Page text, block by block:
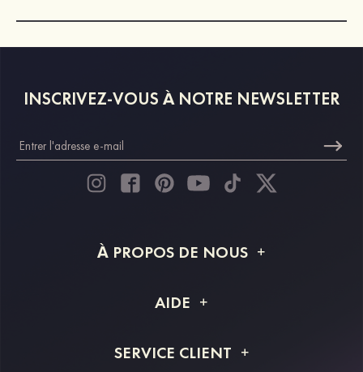
INSCRIVEZ-VOUS À NOTRE NEWSLETTER
À PROPOS DE NOUS
Livraison
AIDE
Retour et remboursement
SERVICE CLIENT